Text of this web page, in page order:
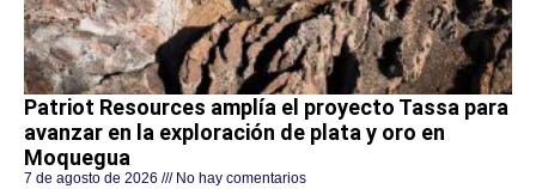
Patriot Resources amplía el proyecto Tassa para
avanzar en la exploración de plata y oro en
Moquegua
7 de agosto de 2026 No hay comentarios